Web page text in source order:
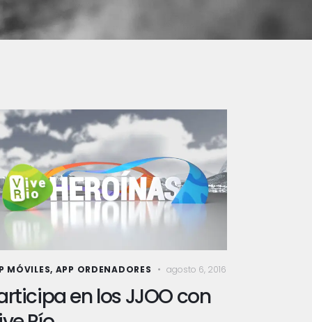
MÓVILES, APP ORDENADORES agosto 6, 2016
en los JJOO con